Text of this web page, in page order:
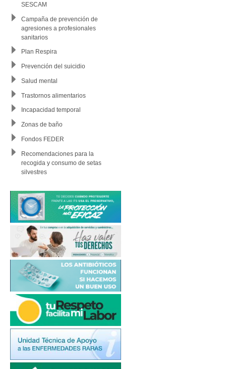
SESCAM
Campaña de prevención de
agresiones a profesionales
sanitarios
Plan Respira
Prevención del suicidio
Salud mental
Trastornos alimentarios
Incapacidad temporal
Zonas de baño
Fondos FEDER
Recomendaciones para la
recogida y consumo de setas
silvestres